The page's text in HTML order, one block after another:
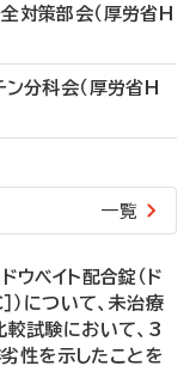
対策部会（厚労省H
分科会（厚労省H
一覧
ウベイト配合錠（ド
について、未治療
試験において、3
性を示したことを